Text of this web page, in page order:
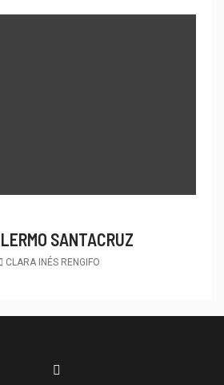
SANTACRUZ
CLARA INÉS RENGIFO